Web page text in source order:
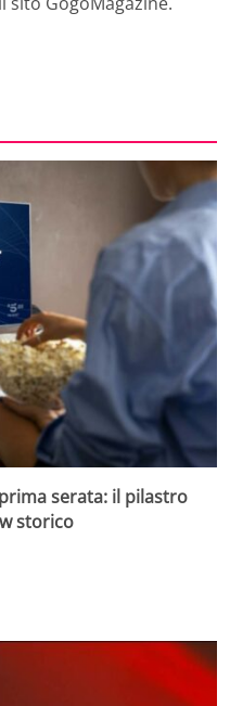
serata: il pilastro
storico